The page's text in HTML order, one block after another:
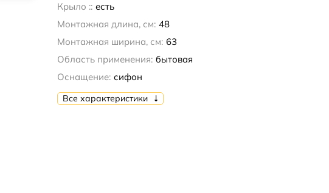
Крыло :: есть
Монтажная длина, см: 48
Монтажная ширина, см: 63
Область применения: бытовая
Оснащение: сифон
Все характеристики